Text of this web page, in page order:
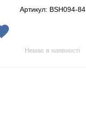
Артикул: BSH094-84
Немає в наявності